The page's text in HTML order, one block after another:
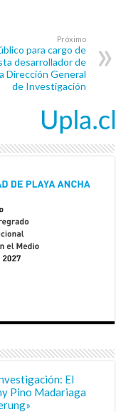
Próximo
para cargo de
desarrollador de
Dirección General
de Investigación
El
Pino Madariaga